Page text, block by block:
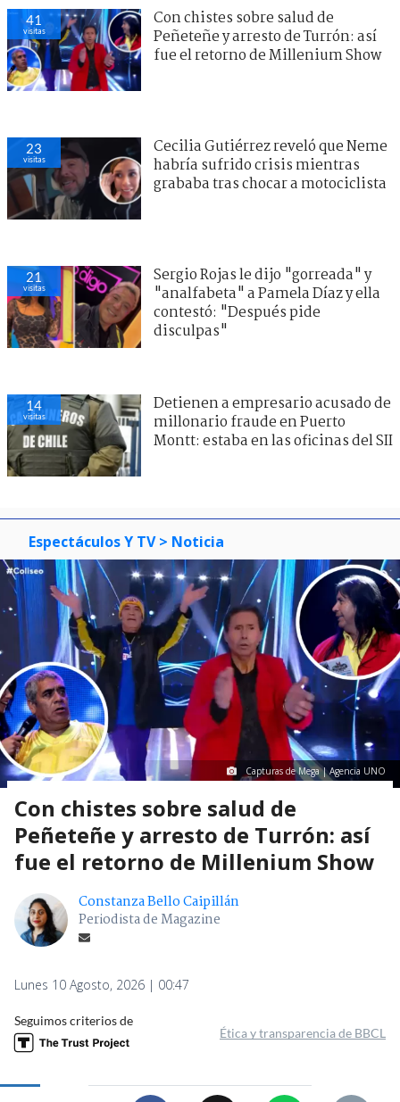
41
visitas
Con chistes sobre salud de
Peñeteñe y arresto de Turrón: así
fue el retorno de Millenium Show
23
visitas
Cecilia Gutiérrez reveló que Neme
habría sufrido crisis mientras
grababa tras chocar a motociclista
21
visitas
Sergio Rojas le dijo "gorreada" y
"analfabeta" a Pamela Díaz y ella
contestó: "Después pide
disculpas"
14
visitas
Detienen a empresario acusado de
millonario fraude en Puerto
Montt: estaba en las oficinas del SII
Espectáculos Y TV > Noticia
Capturas de Mega | Agencia UNO
Con chistes sobre salud de
Peñeteñe y arresto de Turrón: así
fue el retorno de Millenium Show
Constanza Bello Caipillán
Periodista de Magazine
Lunes 10 Agosto, 2026 | 00:47
Seguimos criterios de
Ética y transparencia de BBCL